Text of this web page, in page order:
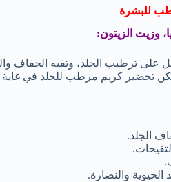
للبشرة
وزيت الزيتون:
على ترطيب الجلد، وتقيه الجفاف
تحضير كريم مرطب للجلد في غاية
الجلد.
والنضارة.